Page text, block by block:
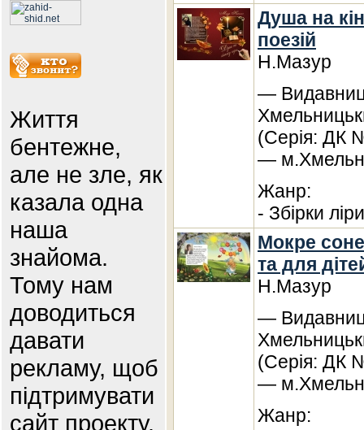
Життя
бентежне,
але не зле, як
казала одна
наша
знайома.
Тому нам
доводиться
давати
рекламу, щоб
підтримувати
сайт проекту.
Душа на
поезій
Н.Мазур
—
(Серія: ДК
—
Жанр:
- Збірки
Мокре
та для
Н.Мазур
—
(Серія: ДК
—
Жанр: